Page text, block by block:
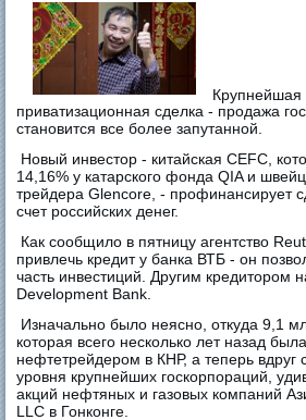
Крупнейшая
приватизационная сделка - продажа
становится все более запутанной.
Новый инвестор - китайская CEFC,
14,16% у катарского фонда QIA и
трейдера Glencore, - профинансирует
счет российских денег.
Как сообщило в пятницу агентство
привлечь кредит у банка ВТБ - он
часть инвестиций. Другим кредитором
Development Bank.
Изначально было неясно, откуда 9,1
которая всего несколько лет назад
нефтетрейдером в КНР, а теперь вдруг
уровня крупнейших госкорпораций,
акций нефтяных и газовых компаний
LLC в Гонконге.